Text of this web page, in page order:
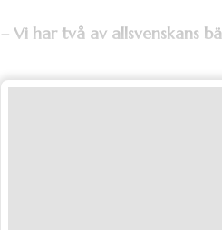
– Vi har två av allsvenskans